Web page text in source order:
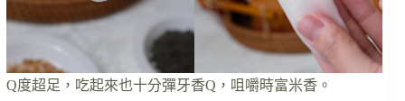
Q度超足，吃起來也十分彈牙香Q，咀嚼時富米香。